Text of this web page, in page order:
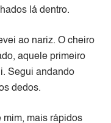
lá dentro.
ao nariz. O cheiro
aquele primeiro
Segui andando
dedos.
mim, mais rápidos